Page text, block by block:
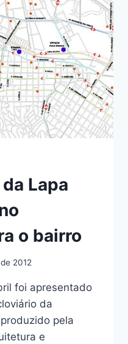
Lapa
o bairro
2012
foi apresentado
da
pela
e